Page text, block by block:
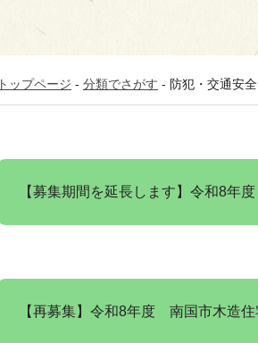
トップページ - 分類でさがす - 防犯・交通安
【募集期間を延長します】令和8年
【再募集】令和8年度 南国市木造